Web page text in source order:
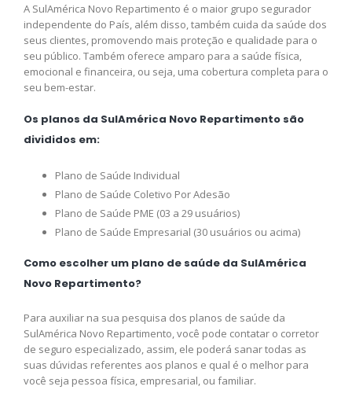
A SulAmérica Novo Repartimento é o maior grupo segurador
independente do País, além disso, também cuida da saúde dos
seus clientes, promovendo mais proteção e qualidade para o
seu público. Também oferece amparo para a saúde física,
emocional e financeira, ou seja, uma cobertura completa para o
seu bem-estar.
Os planos da SulAmérica Novo Repartimento são
divididos em:
Plano de Saúde Individual
Plano de Saúde Coletivo Por Adesão
Plano de Saúde PME (03 a 29 usuários)
Plano de Saúde Empresarial (30 usuários ou acima)
Como escolher um plano de saúde da SulAmérica
Novo Repartimento?
Para auxiliar na sua pesquisa dos planos de saúde da
SulAmérica Novo Repartimento, você pode contatar o corretor
de seguro especializado, assim, ele poderá sanar todas as
suas dúvidas referentes aos planos e qual é o melhor para
você seja pessoa física, empresarial, ou familiar.